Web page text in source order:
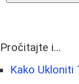
Pročitajte i...
Kako Ukloniti